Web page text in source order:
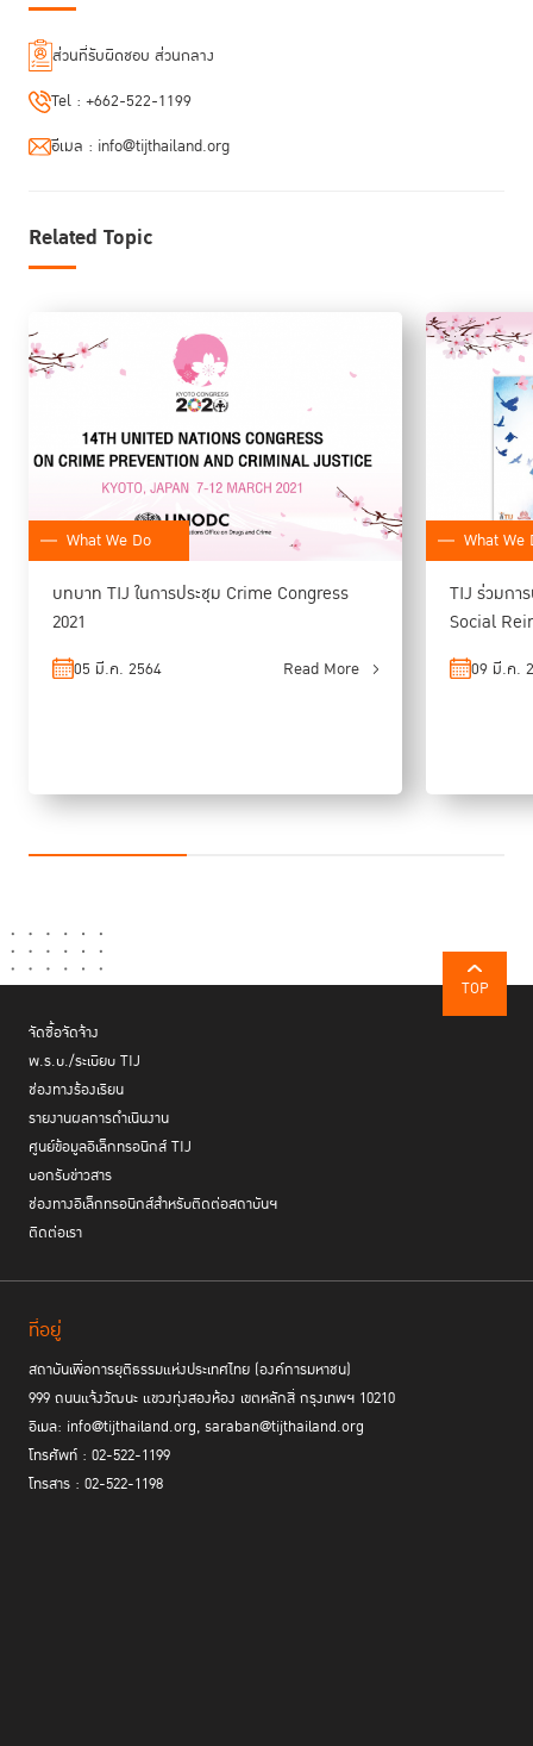
ส่วนที่รับผิดชอบ ส่วนกลาง
Tel : +662-522-1199
อีเมล : info@tijthailand.org
Related Topic
What We Do
บทบาท TIJ ในการประชุม Crime Congress
2021
05 มี.ค. 2564 Read More
What We
TIJ ร่วมกา
Social
and
09 มี.ค.
TOP
จัดซื้อจัดจ้าง
พ.ร.บ./ระเบียบ TIJ
ช่องทางร้องเรียน
รายงานผลการดำเนินงาน
ศูนย์ข้อมูลอิเล็กทรอนิกส์ TIJ
บอกรับข่าวสาร
ช่องทางอิเล็กทรอนิกส์สำหรับติดต่อสถาบันฯ
ติดต่อเรา
ที่อยู่
สถาบันเพื่อการยุติธรรมแห่งประเทศไทย (องค์การมหาชน)
999 ถนนแจ้งวัฒนะ แขวงทุ่งสองห้อง เขตหลักสี่ กรุงเทพฯ 10210
อีเมล: info@tijthailand.org, saraban@tijthailand.org
โทรศัพท์ : 02-522-1199
โทรสาร : 02-522-1198